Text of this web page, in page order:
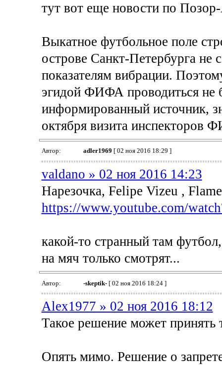
тут вот еще новости по
Выкатное футбольное поле
острове Санкт-Петербурга
показателям вибрации.
эгидой ФИФА проводиться не
информированный источник,
октября визита инспекторов
Автор: adler1969 [ 02 ноя 2016 18:29 ]
valdano » 02 ноя 2016 14:23
Нарезочка, Felipe Vizeu ,
https://www.youtube.com/
какой-то странный там
на мяч только смотрят...
Автор: -skeptik-[ 02 ноя 2016 18:24 ]
Alex1977 » 02 ноя 2016 18:12
Такое решение может принять
Опять мимо. Решение о